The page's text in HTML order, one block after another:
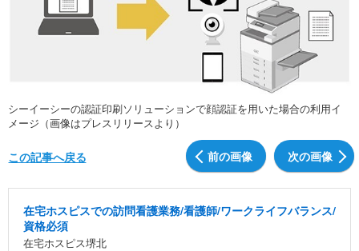
シーイーシーの認証印刷ソリューションで顔認証を用いた場合の利用イ
メージ（画像はプレスリリースより）
前の画像 次の画像
この記事へ戻る
在宅ホスピスでの訪問看護業務/看護師/ワークライフバランス/
資格必須
在宅ホスピス堺北